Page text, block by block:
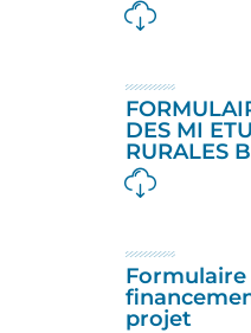
DES MI
RURALES
projet